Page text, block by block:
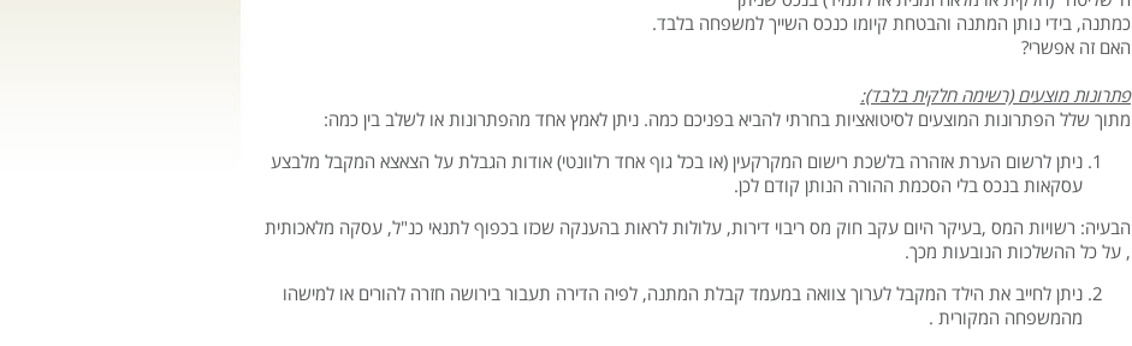
כמתנה, בידי נותן המתנה והבטחת קיומו כנכס השייך למשפחה בלבד.
האם זה אפשרי?
פתרונות מוצעים (רשימה חלקית בלבד):
מתוך שלל הפתרונות המוצעים לסיטואציות בחרתי להביא בפניכם כמה. ניתן לאמץ אחד מהפתרונות או לשלב בין כמה:
ניתן לרשום הערת אזהרה בלשכת רישום המקרקעין (או בכל גוף אחד רלוונטי) אודות הגבלת על הצאצא המקבל מלבצע
עסקאות בנכס בלי הסכמת ההורה הנותן קודם לכן.
הבעיה: רשויות המס ,בעיקר היום עקב חוק מס ריבוי דירות, עלולות לראות בהענקה שכזו בכפוף לתנאי כנ"ל, עסקה מלאכותית
, על כל ההשלכות הנובעות מכך.
ניתן לחייב את הילד המקבל לערוך צוואה במעמד קבלת המתנה, לפיה הדירה תעבור בירושה חזרה להורים או למישהו
מהמשפחה המקורית .